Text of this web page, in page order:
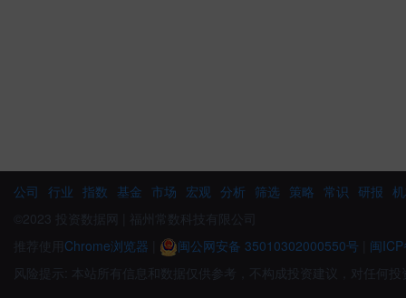
公司 行业 指数 基金 市场 宏观 分析 筛选 策略 常识 研报
©2023 投资数据网 | 福州常数科技有限公司
推荐使用 Chrome浏览器 闽公网安备 35010302000550号
闽
风险提示: 本站所有信息和数据仅供参考，不构成投资建议，对任何